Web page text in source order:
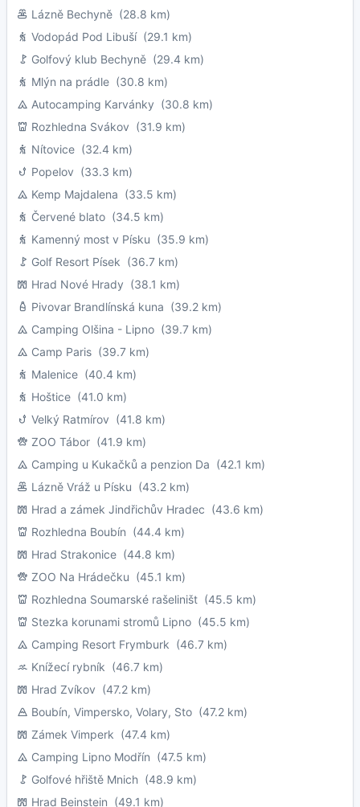
Lázně Bechyně (28.8 km)
Vodopád Pod Libuší(29.1 km)
Golfový klub Bechyně (29.4 km)
Mlýn na prádle (30.8 km)
Autocamping Karvánky (30.8 km)
Rozhledna Svákov (31.9 km)
Nítovice (32.4 km)
Popelov (33.3 km)
Kemp Majdalena (33.5 km)
Červené blato (34.5 km)
Kamenný most v Písku (35.9 km)
Golf Resort Písek (36.7 km)
Hrad Nové Hrady (38.1 km)
Pivovar Brandlínská kuna (39.2 km)
Camping Olšina - Lipno (39.7 km)
Camp Paris (39.7 km)
Malenice (40.4 km)
Hoštice (41.0 km)
Velký Ratmírov (41.8 km)
ZOO Tábor (41.9 km)
Camping u Kukačků a penzion Da (42.1 km)
Lázně Vráž u Písku (43.2 km)
Hrad a zámek Jindřichův Hradec (43.6 km)
Rozhledna Boubín (44.4 km)
Hrad Strakonice (44.8 km)
ZOO Na Hrádečku (45.1 km)
Rozhledna Soumarské rašeliništ (45.5 km)
Stezka korunami stromů Lipno (45.5 km)
Camping Resort Frymburk (46.7 km)
Knížecí rybník (46.7 km)
Hrad Zvíkov (47.2 km)
Boubín, Vimpersko, Volary, Sto (47.2 km)
Zámek Vimperk (47.4 km)
Camping Lipno Modřín (47.5 km)
Golfové hřiště Mnich (48.9 km)
Hrad Beinstein (49.1 km)